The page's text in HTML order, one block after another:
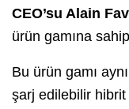
CEO’su Alain
ürün gamına
Bu ürün gamı
şarj edilebilir